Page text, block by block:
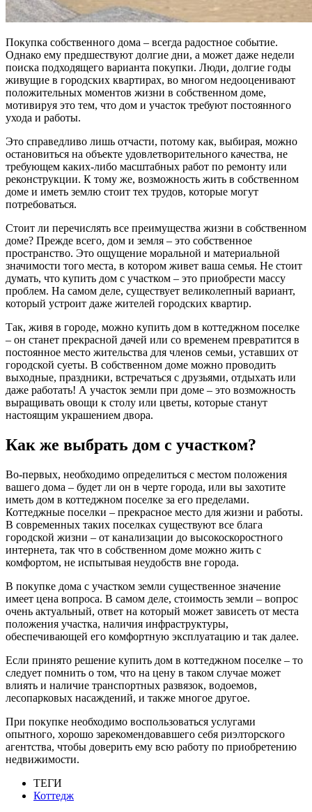
Покупка собственного дома – всегда радостное событие.
Однако ему предшествуют долгие дни, а может даже недели
поиска подходящего варианта покупки. Люди, долгие годы
живущие в городских квартирах, во многом недооценивают
положительных моментов жизни в собственном доме,
мотивируя это тем, что дом и участок требуют постоянного
ухода и работы.
Это справедливо лишь отчасти, потому как, выбирая, можно
остановиться на объекте удовлетворительного качества, не
требующем каких-либо масштабных работ по ремонту или
реконструкции. К тому же, возможность жить в собственном
доме и иметь землю стоит тех трудов, которые могут
потребоваться.
Стоит ли перечислять все преимущества жизни в собственном
доме? Прежде всего, дом и земля – это собственное
пространство. Это ощущение моральной и материальной
значимости того места, в котором живет ваша семья. Не стоит
думать, что купить дом с участком – это приобрести массу
проблем. На самом деле, существует великолепный вариант,
который устроит даже жителей городских квартир.
Так, живя в городе, можно купить дом в коттеджном поселке
– он станет прекрасной дачей или со временем превратится в
постоянное место жительства для членов семьи, уставших от
городской суеты. В собственном доме можно проводить
выходные, праздники, встречаться с друзьями, отдыхать или
даже работать! А участок земли при доме – это возможность
выращивать овощи к столу или цветы, которые станут
настоящим украшением двора.
Как же выбрать дом с участком?
Во-первых, необходимо определиться с местом положения
вашего дома – будет ли он в черте города, или вы захотите
иметь дом в коттеджном поселке за его пределами.
Коттеджные поселки – прекрасное место для жизни и работы.
В современных таких поселках существуют все блага
городской жизни – от канализации до высокоскоростного
интернета, так что в собственном доме можно жить с
комфортом, не испытывая неудобств вне города.
В покупке дома с участком земли существенное значение
имеет цена вопроса. В самом деле, стоимость земли – вопрос
очень актуальный, ответ на который может зависеть от места
положения участка, наличия инфраструктуры,
обеспечивающей его комфортную эксплуатацию и так далее.
Если принято решение купить дом в коттеджном поселке – то
следует помнить о том, что на цену в таком случае может
влиять и наличие транспортных развязок, водоемов,
лесопарковых насаждений, и также многое другое.
При покупке необходимо воспользоваться услугами
опытного, хорошо зарекомендовавшего себя риэлторского
агентства, чтобы доверить ему всю работу по приобретению
недвижимости.
ТЕГИ
Коттедж